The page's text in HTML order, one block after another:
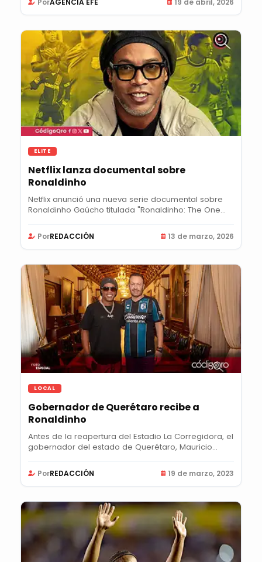
PorAGENCIA EFE 19 de abril, 2026
ELITE
Netflix lanza documental sobre
Ronaldinho
Netflix anunció una nueva serie documental sobre
Ronaldinho Gaúcho titulada "Ronaldinho: The One...
PorREDACCIÓN 13 de marzo, 2026
LOCAL
Gobernador de Querétaro recibe a
Ronaldinho
Antes de la reapertura del Estadio La Corregidora, el
gobernador del estado de Querétaro, Mauricio...
PorREDACCIÓN 19 de marzo, 2023